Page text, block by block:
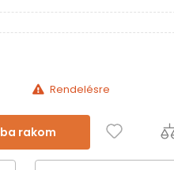
Rendelésre
rakom